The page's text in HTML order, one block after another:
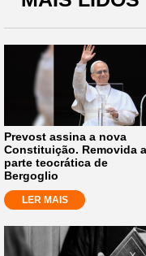
Prevost assina a nova
Constituição. Removida a
parte teocrática de
Bergoglio
LER MAIS